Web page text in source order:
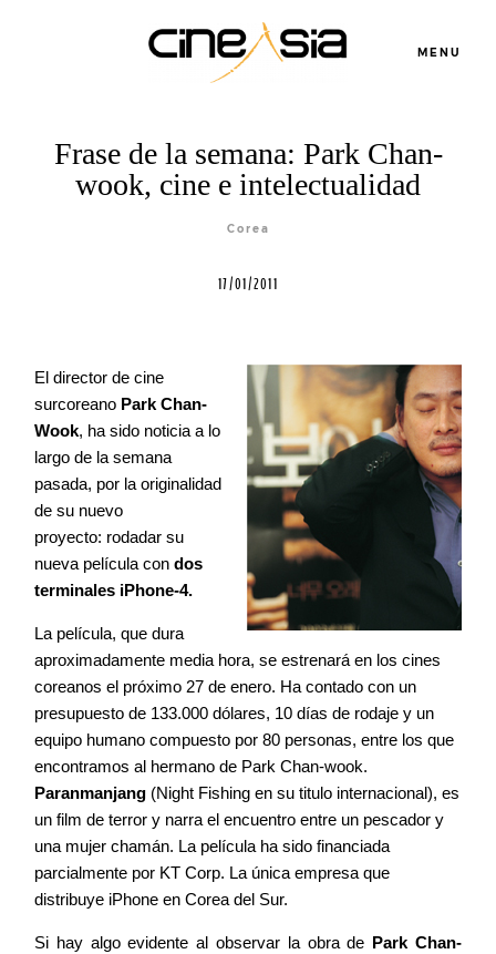
MENU
Frase de la semana: Park Chan-
wook, cine e intelectualidad
Corea
17/01/2011
El director de cine
surcoreano Park Chan-
Wook, ha sido noticia a lo
largo de la semana
pasada, por la originalidad
de su nuevo
proyecto: rodadar su
nueva película con dos
terminales iPhone-4.
La película, que dura
aproximadamente media hora, se estrenará en los cines
coreanos el próximo 27 de enero. Ha contado con un
presupuesto de 133.000 dólares, 10 días de rodaje y un
equipo humano compuesto por 80 personas, entre los que
encontramos al hermano de Park Chan-wook.
Paranmanjang (Night Fishing en su titulo internacional), es
un film de terror y narra el encuentro entre un pescador y
una mujer chamán. La película ha sido financiada
parcialmente por KT Corp. La única empresa que
distribuye iPhone en Corea del Sur.
Si hay algo evidente al observar la obra de Park Chan-
Servicios
Contacto
©2026 COPYRIGHT FLOTHEMES